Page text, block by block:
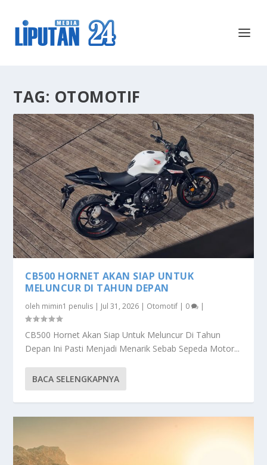
TAG: OTOMOTIF
CB500 HORNET AKAN SIAP UNTUK
MELUNCUR DI TAHUN DEPAN
oleh mimin1 penulis | Jul 31, 2026 | Otomotif | 0 |
CB500 Hornet Akan Siap Untuk Meluncur Di Tahun
Depan Ini Pasti Menjadi Menarik Sebab Sepeda Motor...
BACA SELENGKAPNYA